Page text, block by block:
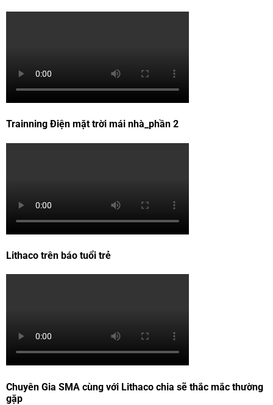
Trainning Điện mặt trời mái nhà_phần 2
Lithaco trên báo tuổi trẻ
Chuyên Gia SMA cùng với Lithaco chia sẽ thắc mắc thường
gặp